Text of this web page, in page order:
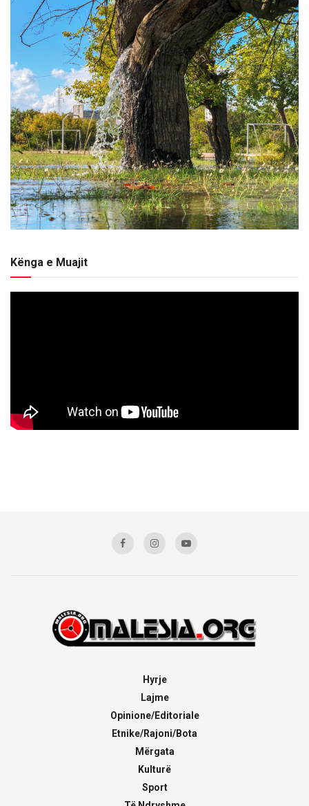
Kënga e Muajit
Hyrje
Lajme
Opinione/Editoriale
Etnike/Rajoni/Bota
Mërgata
Kulturë
Sport